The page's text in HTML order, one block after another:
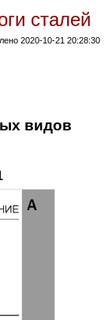
сталей
2020-10-21 20:28:30
видов